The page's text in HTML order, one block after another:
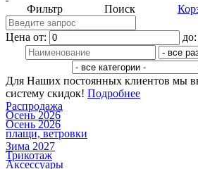
Поиск
Фильтр
Цена от: до:
Для Наших постоянных клиентов мы
систему скидок! Подробнее
Распродажа
Осень 2026
Осень 2026
плащи, ветровки
Зима 2027
Трикотаж
Аксессуары